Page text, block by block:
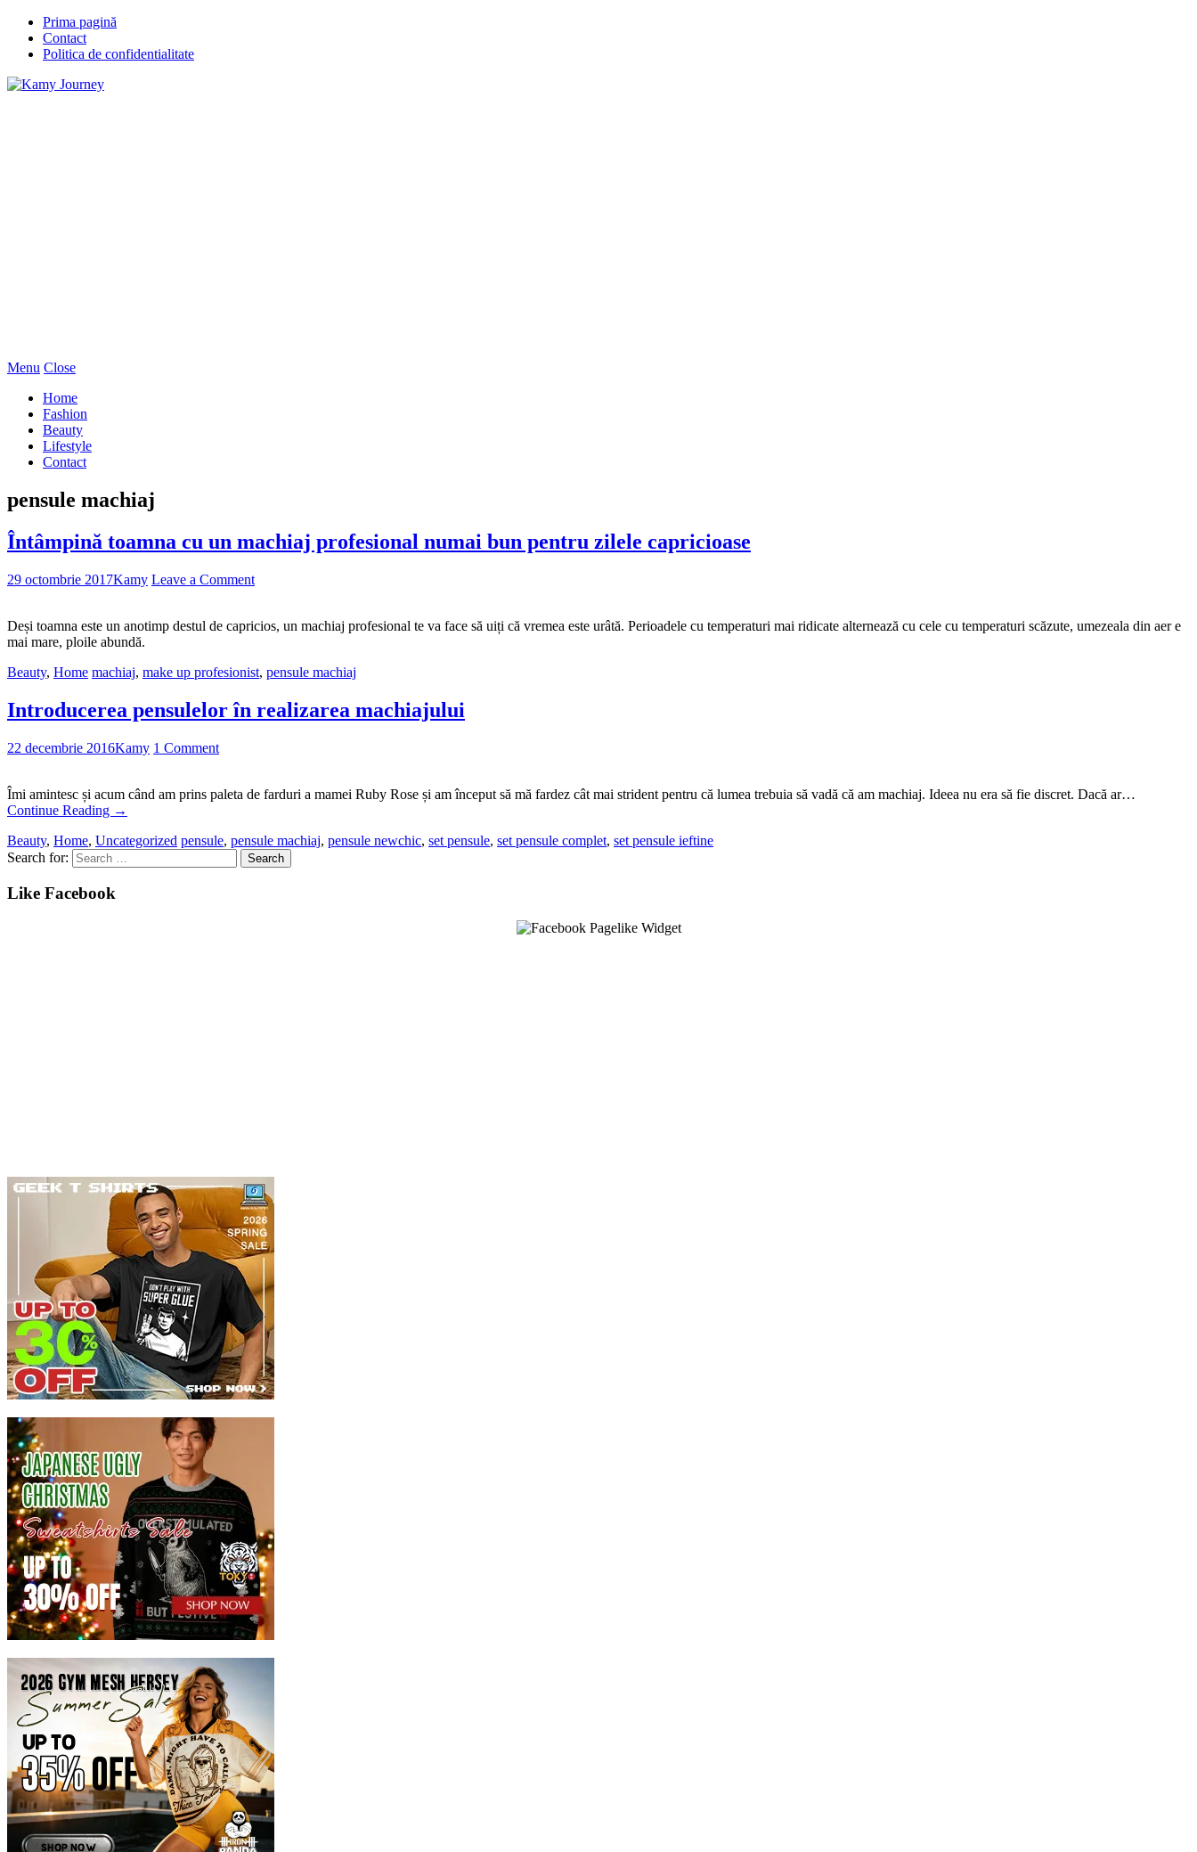
Prima pagină
Contact
Politica de confidentialitate
Menu Close
Home
Fashion
Beauty
Lifestyle
Contact
pensule machiaj
Întâmpină toamna cu un machiaj profesional numai bun pentru zilele capricioase
29 octombrie 2017Kamy Leave a Comment
Deși toamna este un anotimp destul de capricios, un machiaj profesional te va face să uiți că vremea este urâtă. Perioadele cu temperaturi mai ridicate alternează cu cele cu temperaturi scăzute, umezeala din aer e
mai mare, ploile abundă.
Beauty, Home machiaj, make up profesionist, pensule machiaj
Introducerea pensulelor în realizarea machiajului
22 decembrie 2016Kamy 1 Comment
Îmi amintesc și acum când am prins paleta de farduri a mamei Ruby Rose și am început să mă fardez cât mai strident pentru că lumea trebuia să vadă că am machiaj. Ideea nu era să fie discret. Dacă ar…
Continue Reading →
Beauty, Home, Uncategorized pensule, pensule machiaj, pensule newchic, set pensule, set pensule complet, set pensule ieftine
Search for:
Like Facebook